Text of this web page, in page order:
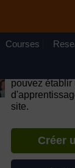
be unavailable
to 10.30am
Courses
pouvez établir
site.
Créer